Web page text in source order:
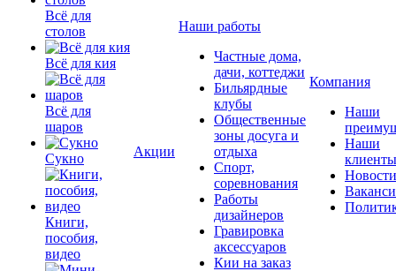
Всё для
столов
Всё для кия
Всё для
шаров
Сукно
Книги,
пособия,
видео
Акции
Наши работы
Частные дома,
дачи, коттеджи
Бильярдные
клубы
Общественные
зоны досуга и
отдыха
Спорт,
соревнования
Работы
дизайнеров
Гравировка
аксессуаров
Кии на заказ
Компания
Наши
Наши
клиенты
Новости